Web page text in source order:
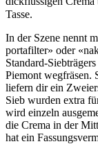
Tasse.
In der Szene nennt
portafilter» oder
Standard-
Piemont wegfräsen.
liefern dir ein
Sieb wurden extra
wird einzeln
die Crema in der
hat ein